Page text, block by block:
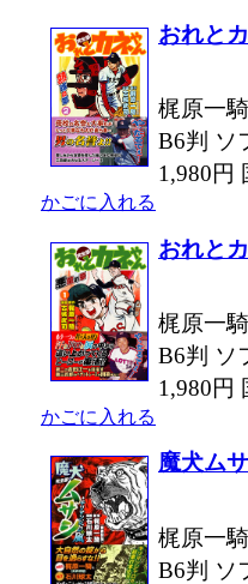
おれと
梶原一
B6判 ソ
1,980円
かごに入れる
おれと
梶原一
B6判 ソ
1,980円
かごに入れる
魔犬ム
梶原一
B6判 ソ